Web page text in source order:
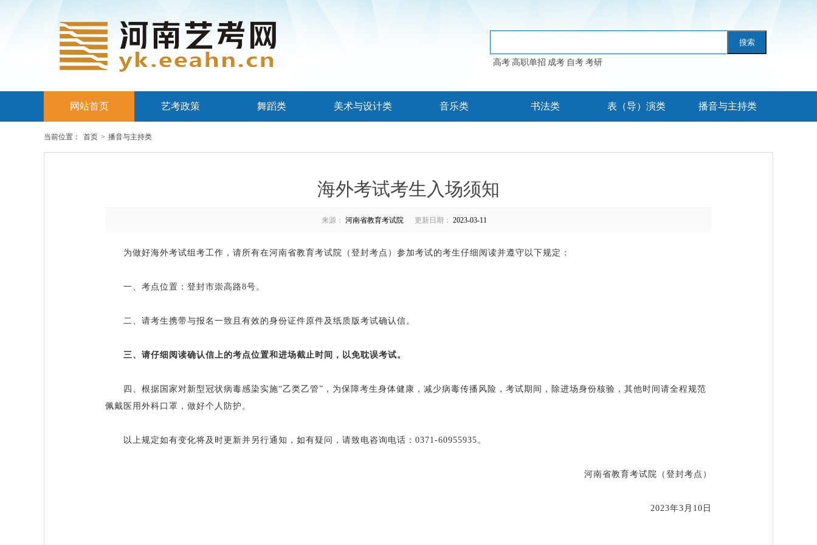
搜索
高考 高职单招 成考 自考 考研
网站首页 艺考政策 舞蹈类 美术与设计类 音乐类 书法类 表（导）演类 播音与主持类
> 播音与主持类
当前位置： 首页
海外考试考生入场须知
来源： 河南省教育考试院 更新日期： 2023-03-11
为做好海外考试组考工作，请所有在河南省教育考试院（登封考点）参加考试的考生仔细阅读并遵守以下规定：
一、考点位置：登封市崇高路8号。
二、请考生携带与报名一致且有效的身份证件原件及纸质版考试确认信。
三、请仔细阅读确认信上的考点位置和进场截止时间，以免耽误考试。
四、根据国家对新型冠状病毒感染实施“乙类乙管”，为保障考生身体健康，减少病毒传播风险，考试期间，除进场身份核验，其他时间请全程规范
佩戴医用外科口罩，做好个人防护。
以上规定如有变化将及时更新并另行通知，如有疑问，请致电咨询电话：0371-60955935。
河南省教育考试院（登封考点）
2023年3月10日